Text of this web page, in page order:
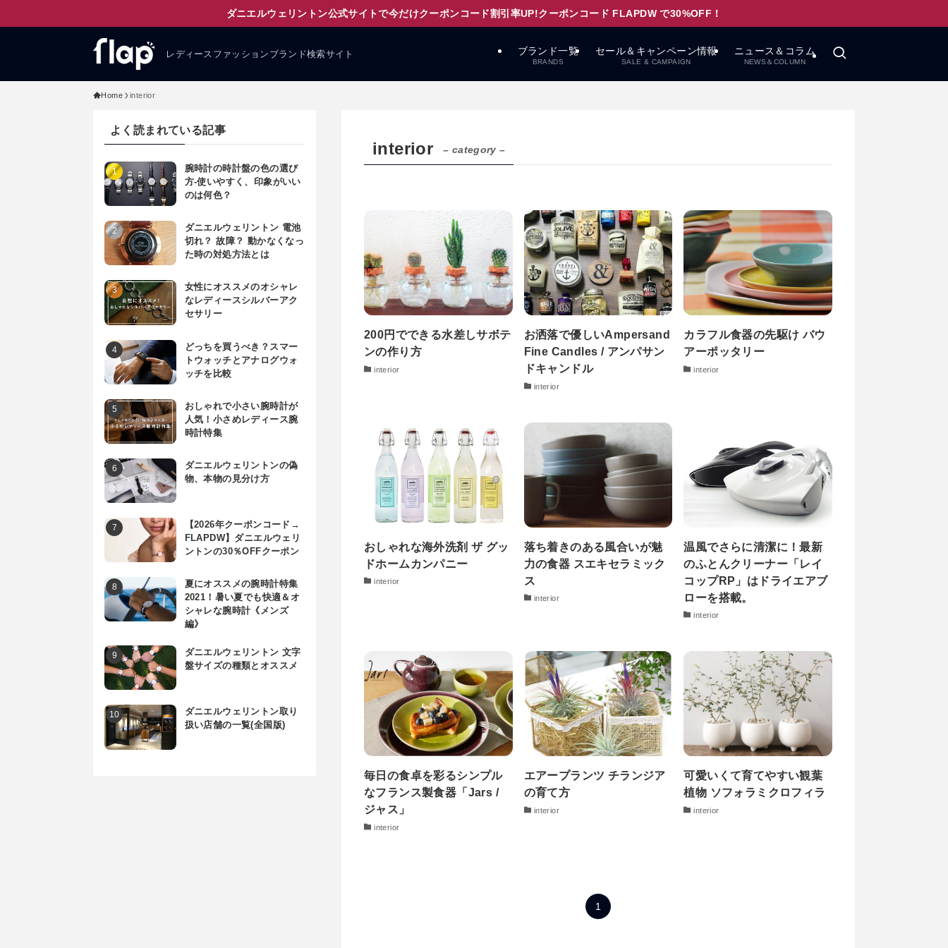
ダニエルウェリントン公式サイトで今だけクーポンコード割引率UP!クーポンコード FLAPDW で30%OFF！
レディースファッションブランド検索サイト ブランド一覧
BRANDS
セール＆キャンペーン情報
SALE & CAMPAIGN
ニュース＆コラム
NEWS＆COLUMN
Home interior
interior – category –
200円でできる水差しサボテ
ンの作り方
interior
お洒落で優しいAmpersand
Fine Candles / アンパサン
ドキャンドル
interior
カラフル食器の先駆け バウ
アーポッタリー
interior
おしゃれな海外洗剤 ザ グッ
ドホームカンパニー
interior
落ち着きのある風合いが魅
力の食器 スエキセラミック
ス
interior
温風でさらに清潔に！最新
のふとんクリーナー「レイ
コップRP」はドライエアブ
ローを搭載。
interior
毎日の食卓を彩るシンプル
なフランス製食器「Jars /
ジャス」
interior
エアープランツ チランジア
の育て方
interior
可愛いくて育てやすい観葉
植物 ソフォラミクロフィラ
interior
1
よく読まれている記事
腕時計の時計盤の色の選び
方-使いやすく、印象がいい
のは何色？
ダニエルウェリントン 電池
切れ？ 故障？ 動かなくなっ
た時の対処方法とは
女性にオススメのオシャレ
なレディースシルバーアク
セサリー
どっちを買うべき？スマー
トウォッチとアナログウォ
ッチを比較
おしゃれで小さい腕時計が
人気！小さめレディース腕
時計特集
ダニエルウェリントンの偽
物、本物の見分け方
【2026年クーポンコード→
FLAPDW】ダニエルウェリ
ントンの30％OFFクーポン
夏にオススメの腕時計特集
2021！暑い夏でも快適＆オ
シャレな腕時計《メンズ
編》
ダニエルウェリントン 文字
盤サイズの種類とオススメ
ダニエルウェリントン取り
扱い店舗の一覧(全国版)